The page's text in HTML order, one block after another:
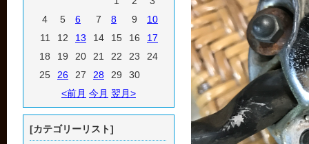
4
5 6 7 8 9
10
11
12 13 14 15 16
17
18
19 20 21 22 23
24
25
26 27 28 29
30
<前月 今月 翌月>
[カテゴリーリスト]